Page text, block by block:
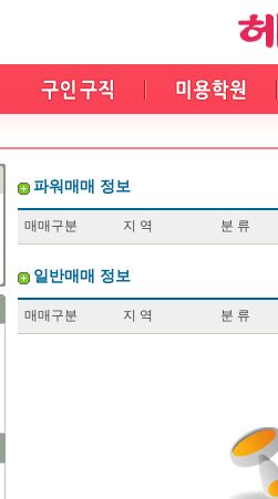
파워매매 정보
매매구분 지 역 분 류
일반매매 정보
매매구분 지 역 분 류